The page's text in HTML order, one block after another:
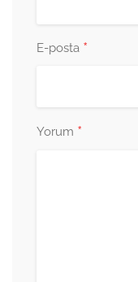
E-posta *
Yorum *